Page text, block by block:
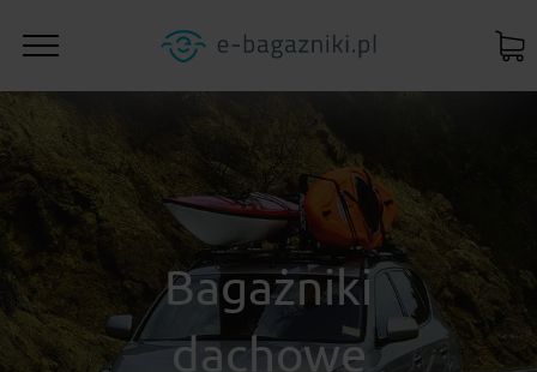
Bagażniki
dachowe